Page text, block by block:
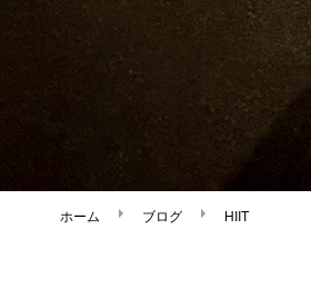
ホーム ブログ HIIT